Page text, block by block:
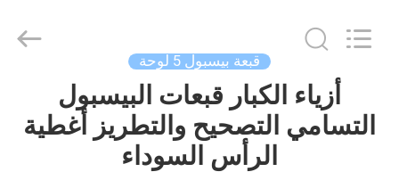
بيت
Manufacturing
قبعة بيسبول 5 لوحة
أزياء الكبار قبعات البيسبول
التسامي التصحيح والتطريز أغطية
الرأس السوداء